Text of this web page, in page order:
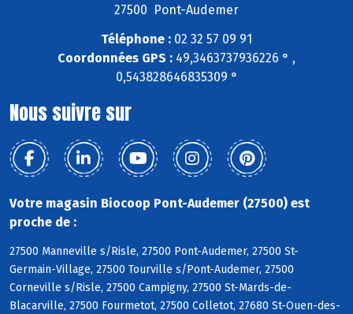
27500 Pont-Audemer
Téléphone : 02 32 57 09 91
Coordonnées GPS : 49,3463737936226 ° ,
0,543828646835309 °
Nous suivre sur
Votre magasin Biocoop Pont-Audemer (27500) est
proche de :
27500 Manneville s/Risle, 27500 Pont-Audemer, 27500 St-
Germain-Village, 27500 Tourville s/Pont-Audemer, 27500
Corneville s/Risle, 27500 Campigny, 27500 St-Mards-de-
Blacarville, 27500 Fourmetot, 27500 Colletot, 27680 St-Ouen-des-